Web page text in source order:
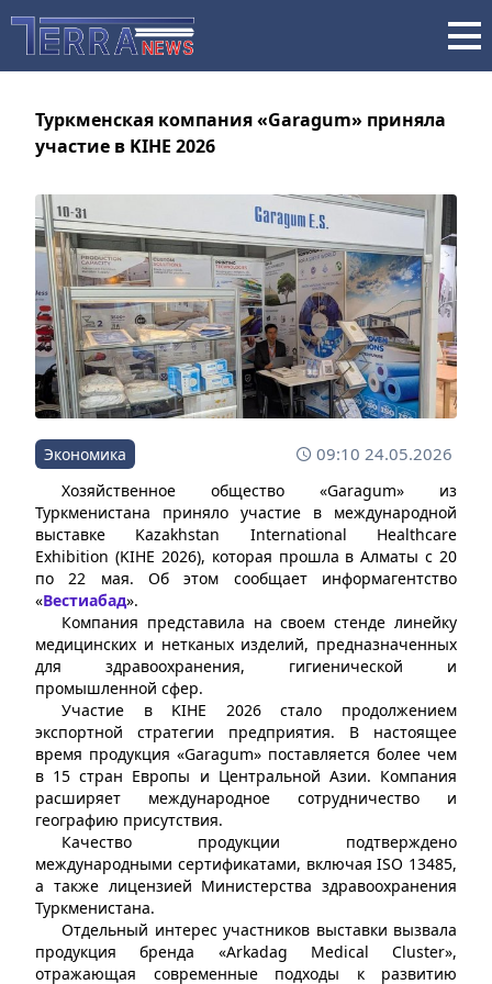
Туркменская компания «Garagum» приняла
участие в KIHE 2026
Экономика 09:10 24.05.2026
Хозяйственное общество «Garagum» из
Туркменистана приняло участие в международной
выставке Kazakhstan International Healthcare
Exhibition (KIHE 2026), которая прошла в Алматы с 20
по 22 мая. Об этом сообщает информагентство
«Вестиабад».
Компания представила на своем стенде линейку
медицинских и нетканых изделий, предназначенных
для здравоохранения, гигиенической и
промышленной сфер.
Участие в KIHE 2026 стало продолжением
экспортной стратегии предприятия. В настоящее
время продукция «Garagum» поставляется более чем
в 15 стран Европы и Центральной Азии. Компания
расширяет международное сотрудничество и
географию присутствия.
Качество продукции подтверждено
международными сертификатами, включая ISO 13485,
а также лицензией Министерства здравоохранения
Туркменистана.
Отдельный интерес участников выставки вызвала
продукция бренда «Arkadag Medical Cluster»,
отражающая современные подходы к развитию